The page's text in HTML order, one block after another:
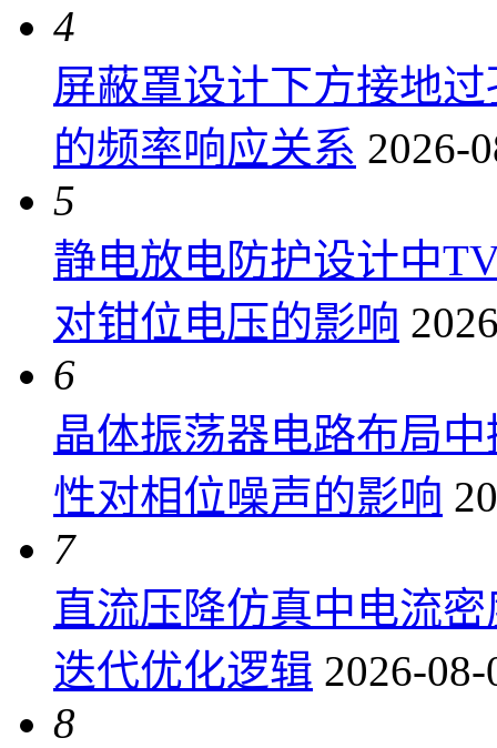
4
屏蔽罩设计下方接地
的频率响应关系 2026-
5
静电放电防护设计中
对钳位电压的影响
6
晶体振荡器电路布局
性对相位噪声的影响
7
直流压降仿真中电流
迭代优化逻辑 2026-
8